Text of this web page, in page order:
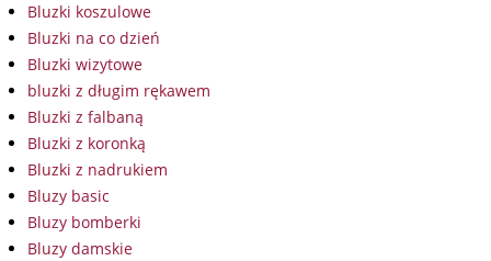
Bluzki koszulowe
Bluzki na co dzień
Bluzki wizytowe
bluzki z długim rękawem
Bluzki z falbaną
Bluzki z koronką
Bluzki z nadrukiem
Bluzy basic
Bluzy bomberki
Bluzy damskie